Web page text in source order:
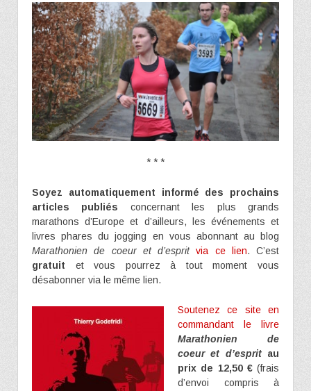
* * *
Soyez automatiquement informé des prochains
articles publiés concernant les plus grands
marathons d’Europe et d’ailleurs, les événements et
livres phares du jogging en vous abonnant au blog
Marathonien de coeur et d’esprit via ce lien. C’est
gratuit et vous pourrez à tout moment vous
désabonner via le même lien.
Soutenez ce site en
commandant le livre
Marathonien de
coeur et d’espritau
prix de 12,50 €(frais
d’envoi compris à